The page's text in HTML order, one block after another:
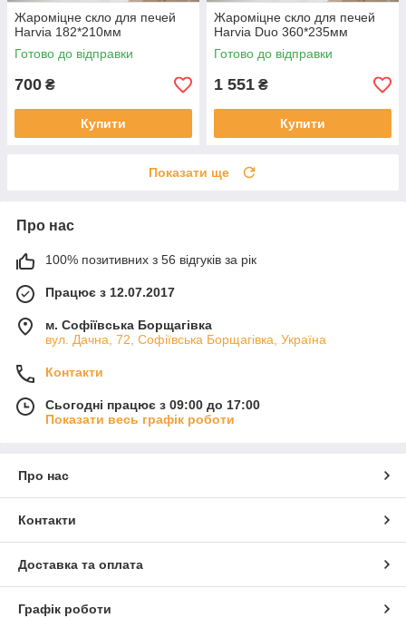
Жароміцне скло для печей
Harvia 182*210мм
Готово до відправки
700 ₴
Купити
Жароміцне скло для печей
Harvia Duo 360*235мм
Готово до відправки
1 551 ₴
Купити
Показати ще
Про нас
100% позитивних з 56 відгуків за рік
Працює з 12.07.2017
м. Софіївська Борщагівка
вул. Дачна, 72, Софіївська Борщагівка, Україна
Контакти
Сьогодні працює з 09:00 до 17:00
Показати весь графік роботи
Про нас
Контакти
Доставка та оплата
Графік роботи